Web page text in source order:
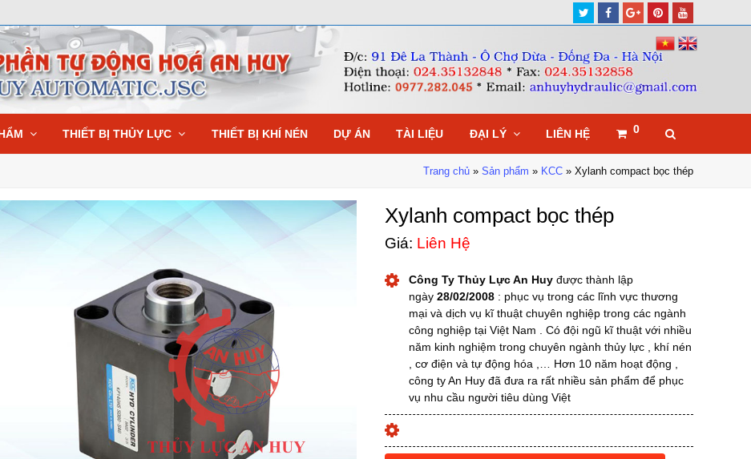
TwitterFacebook
Google
Plus
Pinterest
THIẾT BỊ THỦY LỰC THIẾT BỊ KHÍ NÉN DỰ ÁN TÀI LIỆU ĐẠI LÝ LIÊN HỆ 0
Trang chủ » Sản phẩm » KCC » Xylanh compact bọc thép
Xylanh compact bọc thép
Giá: Liên Hệ
Công Ty Thủy Lực An Huyđược thành lập
ngày 28/02/2008: phục vụ trong các lĩnh vực thương
mại và dịch vụ kĩ thuật chuyên nghiệp trong các ngành
công nghiệp tại Việt Nam . Có đội ngũ kĩ thuật với nhiều
năm kinh nghiệm trong chuyên ngành thủy lực , khí nén
, cơ điện và tự động hóa ,… Hơn 10 năm hoạt động ,
công ty An Huy đã đưa ra rất nhiều sản phẩm để phục
vụ nhu cầu người tiêu dùng Việt